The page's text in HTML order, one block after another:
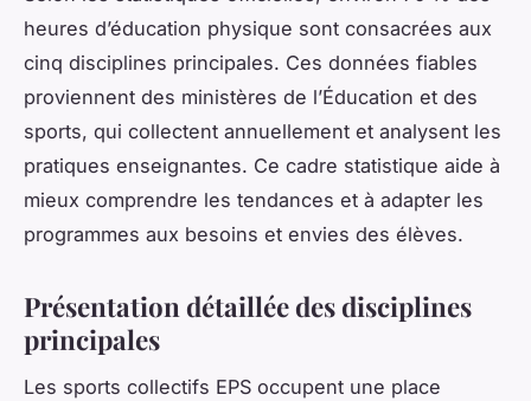
heures d’éducation physique sont consacrées aux
cinq disciplines principales. Ces données fiables
proviennent des ministères de l’Éducation et des
sports, qui collectent annuellement et analysent les
pratiques enseignantes. Ce cadre statistique aide à
mieux comprendre les tendances et à adapter les
programmes aux besoins et envies des élèves.
Présentation détaillée des disciplines
principales
Les sports collectifs EPS occupent une place